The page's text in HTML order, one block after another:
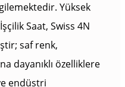
Yüksek
Saat, Swiss 4N
saf renk,
dayanıklı özelliklere
endüstri